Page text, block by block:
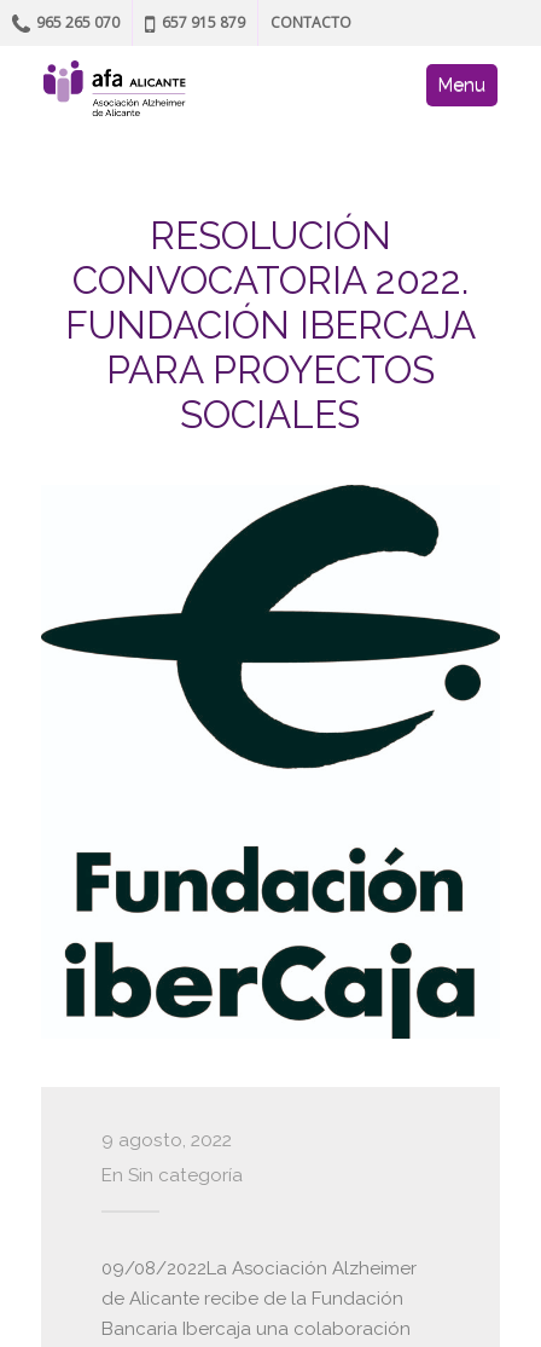
965 265 070 657 915 879 CONTACTO
AFA site
Skip to content
Menu
RESOLUCIÓN
CONVOCATORIA 2022.
FUNDACIÓN IBERCAJA
PARA PROYECTOS
SOCIALES
9 agosto, 2022
En Sin categoría
09/08/2022La Asociación Alzheimer
de Alicante recibe de la Fundación
Bancaria Ibercaja una colaboración